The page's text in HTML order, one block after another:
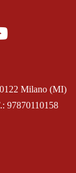
97870110158
Milano (MI)